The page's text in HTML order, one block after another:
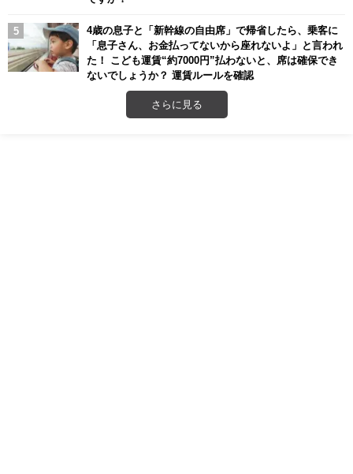
4歳の息子と「新幹線の自由席」で帰省したら、乗客に
「息子さん、お金払ってないから座れないよ」と言われ
た！ こども運賃“約7000円”払わないと、席は確保でき
ないでしょうか？ 運賃ルールを確認
さらに見る